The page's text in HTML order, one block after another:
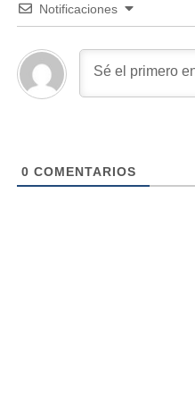
Notificaciones
0 COMENTARIOS